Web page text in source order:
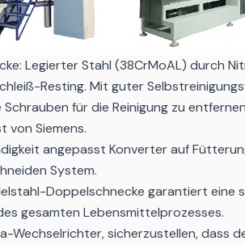
Legierter Stahl (38CrMoAL) durch
Resting. Mit guter
für die Reinigung zu
von Siemens.
angepasst Konverter auf
System.
Doppelschnecke garantiert eine
gesamten Lebensmittelprozesses.
Wechselrichter, sicherzustellen, dass